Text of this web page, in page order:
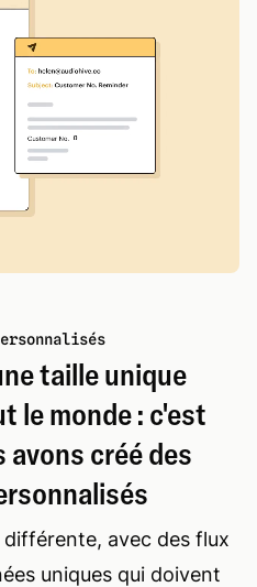
taille unique
le monde : c'est
créé des
avec des flux
uniques qui doivent